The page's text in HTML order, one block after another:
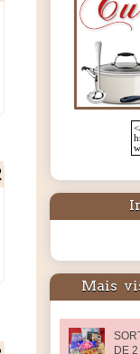
Mais
DE